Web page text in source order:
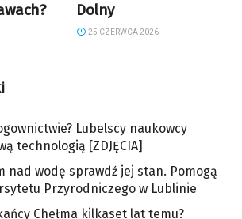
Dolny
25 CZERWCA 2026
Lubelscy naukowcy
technologią [ZDJĘCIA]
nad wodę sprawdź jej stan. Pomogą
Przyrodniczego w Lublinie
Chełma kilkaset lat temu?